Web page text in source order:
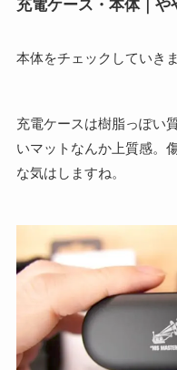
本体をチェックしていき
充電ケースは樹脂っぽい
いマットなんか上質感。
な気はしますね。